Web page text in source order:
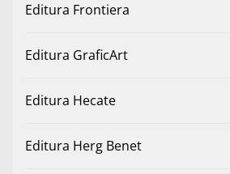
Editura Frontiera
Editura GraficArt
Editura Hecate
Editura Herg Benet